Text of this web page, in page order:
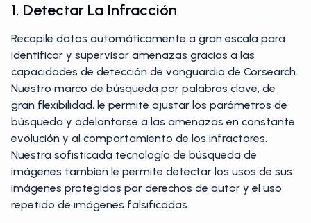
1. Detectar La Infracción
Recopile datos automáticamente a gran escala para
identificar y supervisar amenazas gracias a las
capacidades de detección de vanguardia de Corsearch.
Nuestro marco de búsqueda por palabras clave, de
gran flexibilidad, le permite ajustar los parámetros de
búsqueda y adelantarse a las amenazas en constante
evolución y al comportamiento de los infractores.
Nuestra sofisticada tecnología de búsqueda de
imágenes también le permite detectar los usos de sus
imágenes protegidas por derechos de autor y el uso
repetido de imágenes falsificadas.